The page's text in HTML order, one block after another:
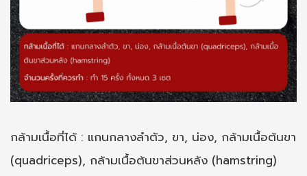
กล้ามเนื้อที่ได้ : แกนกลางลำตัว, ขา, น่อง, กล้ามเนื้อต้นขา
(quadriceps), กล้ามเนื้อต้นขาส่วนหลัง (hamstring)